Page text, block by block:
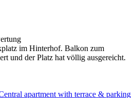
im Hinterhof. Balkon zum
und der Platz hat völlig ausgereicht.
apartment with terrace & parking